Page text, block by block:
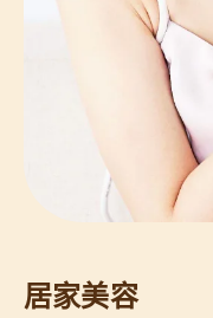
居家美容